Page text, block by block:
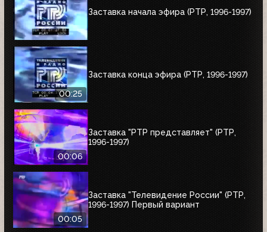
Заставка начала эфира (РТР, 1996-1997)
00:25
Заставка конца эфира (РТР, 1996-1997)
00:06
Заставка "РТР представляет" (РТР,
1996-1997)
00:05
Заставка "Телевидение России" (РТР,
1996-1997) Первый вариант